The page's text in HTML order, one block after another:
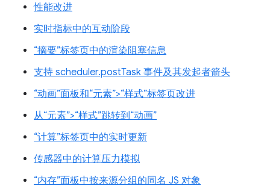
性能改进
实时指标中的互动阶段
“摘要”标签页中的渲染阻塞信息
支持 scheduler.postTask 事件及其发起者箭头
“动画”面板和“元素”>“样式”标签页改进
从“元素”>“样式”跳转到“动画”
“计算”标签页中的实时更新
传感器中的计算压力模拟
“内存”面板中按来源分组的同名 JS 对象